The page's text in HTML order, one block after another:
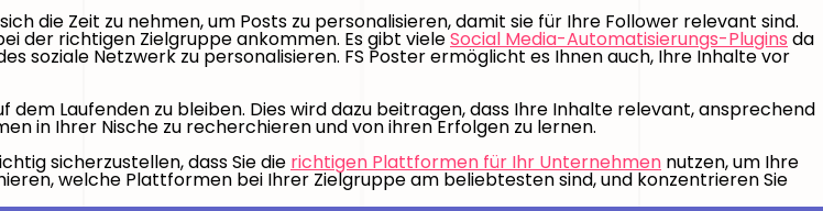
die Zeit zu nehmen, um Posts zu personalisieren, damit sie für Ihre Follower relevant sind.
der richtigen Zielgruppe ankommen. Es gibt vieleSocial Media-Automatisierungs-Plugins da
soziale Netzwerk zu personalisieren. FS Poster ermöglicht es Ihnen auch, Ihre Inhalte vor
Laufenden zu bleiben. Dies wird dazu beitragen, dass Ihre Inhalte relevant, ansprechend
in Ihrer Nische zu recherchieren und von ihren Erfolgen zu lernen.
sicherzustellen, dass Sie die richtigen Plattformen für Ihr Unternehmen nutzen, um Ihre
welche Plattformen bei Ihrer Zielgruppe am beliebtesten sind, und konzentrieren Sie